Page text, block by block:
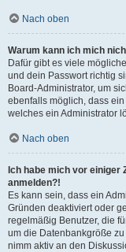
Nach oben
Warum kann ich mich
Dafür gibt es viele
und dein Passwort richtig
Board-Administrator, um
ebenfalls möglich, dass
welches ein Administrator
Nach oben
Ich habe mich vor einiger
anmelden?!
Es kann sein, dass ein
Gründen deaktiviert oder
regelmäßig Benutzer, die
um die Datenbankgröße
nimm aktiv an den